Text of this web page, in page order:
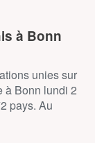
à Bonn
unies sur
à Bonn lundi 2
pays. Au